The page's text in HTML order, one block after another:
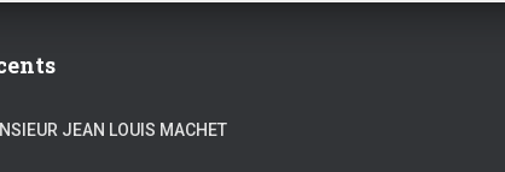
JEAN LOUIS MACHET